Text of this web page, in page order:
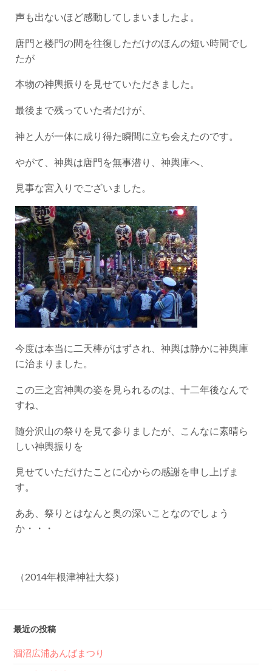
声も出ないほど感動してしまいましたよ。
唐門と楼門の間を往復しただけのほんの短い時間でし
たが
本物の神輿振りを見せていただきました。
最後まで残っていた者だけが、
神と人が一体に成り得た瞬間に立ち会えたのです。
やがて、神輿は唐門を無事潜り、神輿庫へ、
見事な宮入りでございました。
今度は本当に二天棒がはずされ、神輿は静かに神輿庫
に治まりました。
この三之宮神輿の姿を見られるのは、十二年後なんで
すね、
随分沢山の祭りを見て参りましたが、こんなに素晴ら
しい神輿振りを
見せていただけたことに心からの感謝を申し上げま
す。
ああ、祭りとはなんと奥の深いことなのでしょう
か・・・
（2014年根津神社大祭）
最近の投稿
涸沼広浦あんばまつり